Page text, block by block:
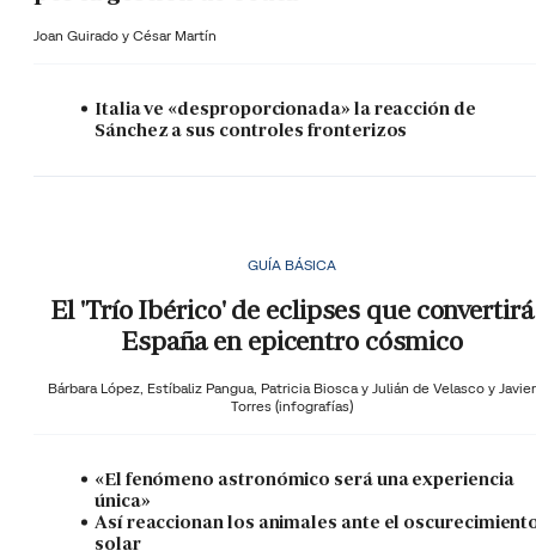
Joan Guirado y César Martín
Italia ve «desproporcionada» la reacción de
Sánchez a sus controles fronterizos
GUÍA BÁSICA
El 'Trío Ibérico' de eclipses que convertirá
España en epicentro cósmico
Bárbara López, Estíbaliz Pangua, Patricia Biosca y Julián de Velasco y Javier
Torres (infografías)
«El fenómeno astronómico será una experiencia
única»
Así reaccionan los animales ante el
solar